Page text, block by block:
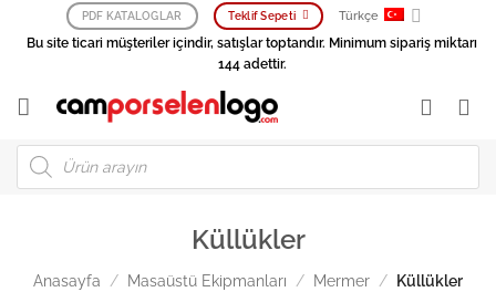
PDF KATALOGLAR Teklif Sepeti Türkçe
Bu site ticari müşteriler içindir, satışlar toptandır. Minimum sipariş miktarı
144 adettir.
Products
search
Küllükler
Anasayfa / Masaüstü Ekipmanları / Mermer / Küllükler